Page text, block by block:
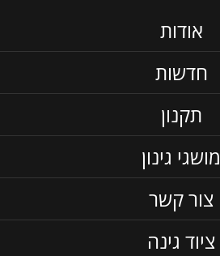
אודות
חדשות
תקנון
מושגי גינון
צור קשר
ציוד גינה